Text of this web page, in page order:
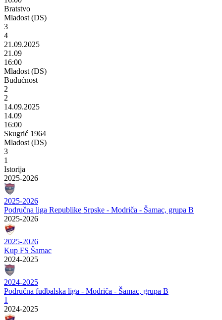
Bratstvo
Mladost (DS)
3
4
21.09.2025
21.09
16:00
Mladost (DS)
Budućnost
2
2
14.09.2025
14.09
16:00
Skugrić 1964
Mladost (DS)
3
1
Istorija
2025-2026
2025-2026
Područna liga Republike Srpske - Modriča - Šamac, grupa B
2025-2026
2025-2026
Kup FS Šamac
2024-2025
2024-2025
Područna fudbalska liga - Modriča - Šamac, grupa B
1
2024-2025